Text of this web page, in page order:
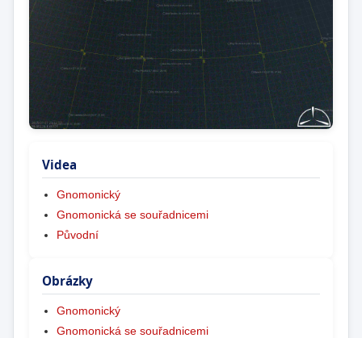
Videa
Gnomonický
Gnomonická se souřadnicemi
Původní
Obrázky
Gnomonický
Gnomonická se souřadnicemi